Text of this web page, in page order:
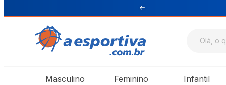
Masculino Feminino Infantil